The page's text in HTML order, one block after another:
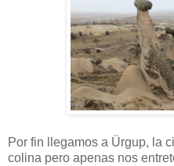
Por fin llegamos a Ürgup, la
colina pero apenas nos